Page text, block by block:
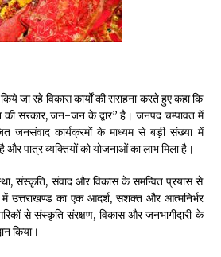
जा रहे विकास कार्यों की सराहना करते हुए कहा कि
सरकार, जन-जन के द्वार” है। जनपद चम्पावत में
जनसंवाद कार्यक्रमों के माध्यम से बड़ी संख्या में
पात्र व्यक्तियों को योजनाओं का लाभ मिला है।
संस्कृति, संवाद और विकास के समन्वित प्रयास से
उत्तराखण्ड का एक आदर्श, सशक्त और आत्मनिर्भर
से संस्कृति संरक्षण, विकास और जनभागीदारी के
किया।